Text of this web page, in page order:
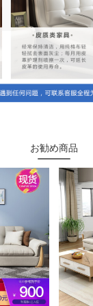
お勧め商品